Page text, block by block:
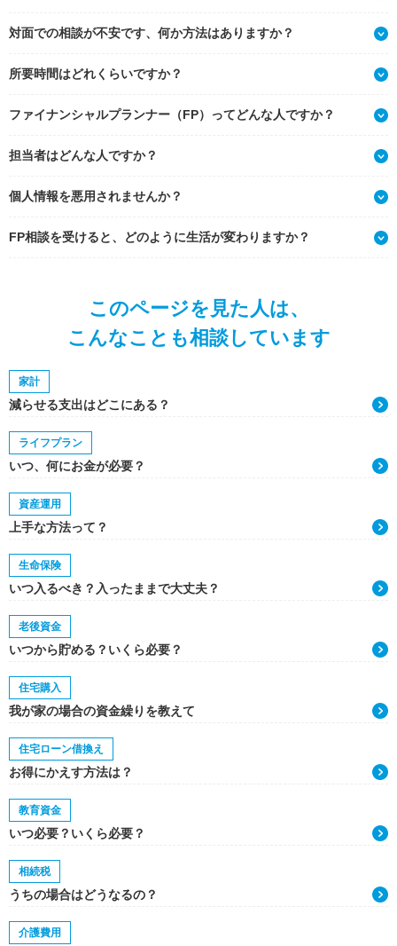
対面での相談が不安です、何か方法はありますか？
所要時間はどれくらいですか？
ファイナンシャルプランナー（FP）ってどんな人ですか？
担当者はどんな人ですか？
個人情報を悪用されませんか？
FP相談を受けると、どのように生活が変わりますか？
このページを見た人は、
こんなことも相談しています
家計
減らせる支出はどこにある？
ライフプラン
いつ、何にお金が必要？
資産運用
上手な方法って？
生命保険
いつ入るべき？入ったままで大丈夫？
老後資金
いつから貯める？いくら必要？
住宅購入
我が家の場合の資金繰りを教えて
住宅ローン借換え
お得にかえす方法は？
教育資金
いつ必要？いくら必要？
相続税
うちの場合はどうなるの？
介護費用